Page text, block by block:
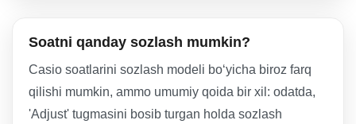
Soatni qanday sozlash mumkin?
Casio soatlarini sozlash modeli bo‘yicha biroz farq
qilishi mumkin, ammo umumiy qoida bir xil: odatda,
'Adjust' tugmasini bosib turgan holda sozlash